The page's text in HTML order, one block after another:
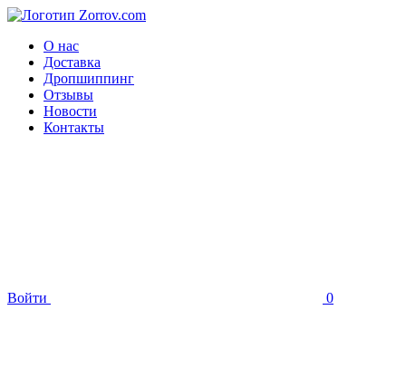
О нас
Доставка
Дропшиппинг
Отзывы
Новости
Контакты
Войти 0